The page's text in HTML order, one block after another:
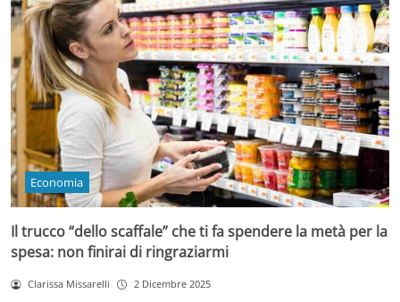
Economia
Il trucco “dello scaffale” che ti fa spendere la metà per la
spesa: non finirai di ringraziarmi
Clarissa Missarelli 2 Dicembre 2025